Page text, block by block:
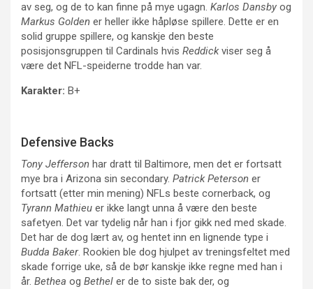
av seg, og de to kan finne på mye ugagn. Karlos Dansby og
Markus Golden er heller ikke håpløse spillere. Dette er en
solid gruppe spillere, og kanskje den beste
posisjonsgruppen til Cardinals hvis Reddickviser seg å
være det NFL-speiderne trodde han var.
Karakter: B+
Defensive Backs
Tony Jefferson har dratt til Baltimore, men det er fortsatt
mye bra i Arizona sin secondary. Patrick Peterson er
fortsatt (etter min mening) NFLs beste cornerback, og
Tyrann Mathieu er ikke langt unna å være den beste
safetyen. Det var tydelig når han i fjor gikk ned med skade.
Det har de dog lært av, og hentet inn en lignende type i
Budda Baker. Rookien ble dog hjulpet av treningsfeltet med
skade forrige uke, så de bør kanskje ikke regne med han i
år. Bethea og Bethel er de to siste bak der, og